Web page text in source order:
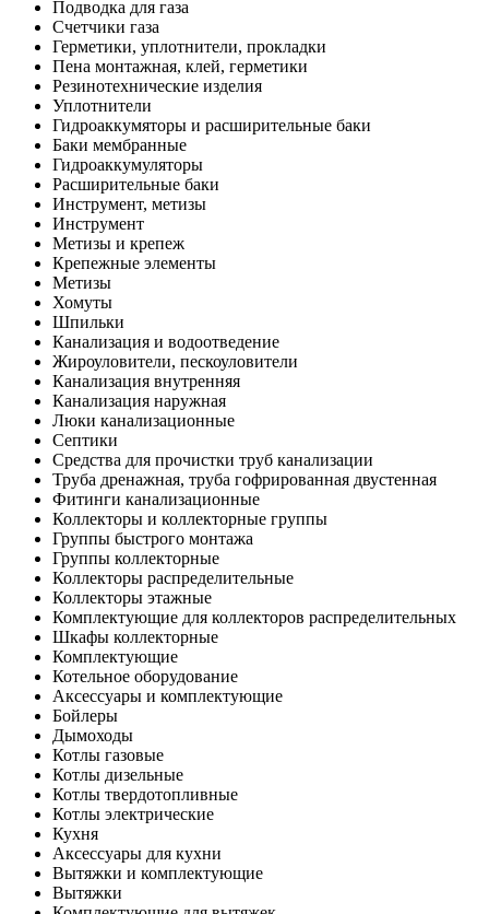
Подводка для газа
Счетчики газа
Герметики, уплотнители, прокладки
Пена монтажная, клей, герметики
Резинотехнические изделия
Уплотнители
Гидроаккумяторы и расширительные баки
Баки мембранные
Гидроаккумуляторы
Расширительные баки
Инструмент, метизы
Инструмент
Метизы и крепеж
Крепежные элементы
Метизы
Хомуты
Шпильки
Канализация и водоотведение
Жироуловители, пескоуловители
Канализация внутренняя
Канализация наружная
Люки канализационные
Септики
Средства для прочистки труб канализации
Труба дренажная, труба гофрированная двустенная
Фитинги канализационные
Коллекторы и коллекторные группы
Группы быстрого монтажа
Группы коллекторные
Коллекторы распределительные
Коллекторы этажные
Комплектующие для коллекторов распределительных
Шкафы коллекторные
Комплектующие
Котельное оборудование
Аксессуары и комплектующие
Бойлеры
Дымоходы
Котлы газовые
Котлы дизельные
Котлы твердотопливные
Котлы электрические
Кухня
Аксессуары для кухни
Вытяжки и комплектующие
Вытяжки